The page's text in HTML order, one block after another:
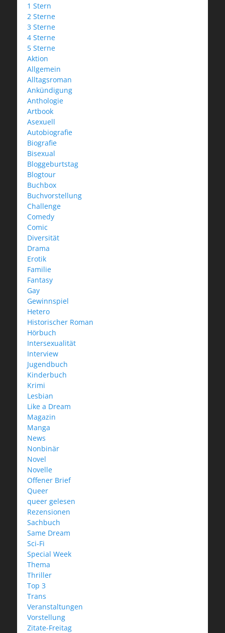
1 Stern
2 Sterne
3 Sterne
4 Sterne
5 Sterne
Aktion
Allgemein
Alltagsroman
Ankündigung
Anthologie
Artbook
Asexuell
Autobiografie
Biografie
Bisexual
Bloggeburtstag
Blogtour
Buchbox
Buchvorstellung
Challenge
Comedy
Comic
Diversität
Drama
Erotik
Familie
Fantasy
Gay
Gewinnspiel
Hetero
Historischer Roman
Hörbuch
Intersexualität
Interview
Jugendbuch
Kinderbuch
Krimi
Lesbian
Like a Dream
Magazin
Manga
News
Nonbinär
Novel
Novelle
Offener Brief
Queer
queer gelesen
Rezensionen
Sachbuch
Same Dream
Sci-Fi
Special Week
Thema
Thriller
Top 3
Trans
Veranstaltungen
Vorstellung
Zitate-Freitag